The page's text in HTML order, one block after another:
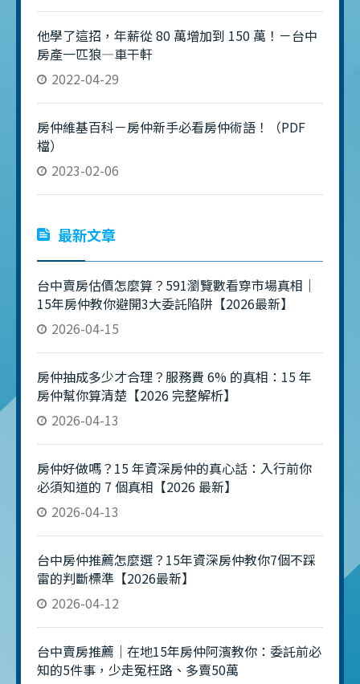
他學了這招，年薪從 80 萬增加到 150 萬！－台中
房產一匹狼—車干軒
2022-04-29
房仲維基百科－房仲新手必看房仲術語！（PDF
檔）
2023-02-06
最新文章
台中賣房估價怎麼算？591瀏覽數看穿市場真相｜
15年房仲教你避開3大委託陷阱【2026最新】
2026-04-15
房仲抽成多少才合理？服務費 6% 的真相：15 年
房仲幫你算清楚【2026 完整解析】
2026-04-13
房仲好做嗎？15 年資深房仲的真心話：入行前你
必須知道的 7 個真相【2026 最新】
2026-04-13
台中房仲推薦怎麼選？15年資深房仲教你7個不踩
雷的判斷標準【2026最新】
2026-04-12
台中賣房推薦｜在地15年房仲阿濱教你：委託前必
知的5件事，少走冤枉路、多賣50萬